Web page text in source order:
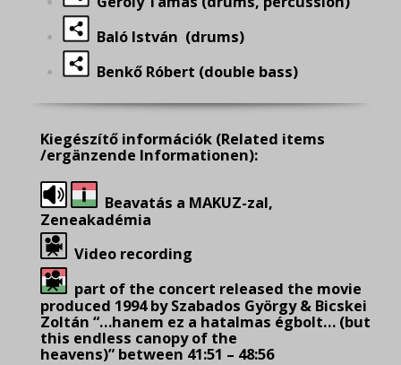
Baló István (drums)
Benkő Róbert (double bass)
Kiegészítő információk (Related items
/ergänzende Informationen):
Beavatás a MAKUZ-zal,
Zeneakadémia
Video recording
part of the concert released the movie
produced 1994 by Szabados György & Bicskei
Zoltán “…hanem ez a hatalmas égbolt… (but
this endless canopy of the
heavens)” between 41:51 – 48:56